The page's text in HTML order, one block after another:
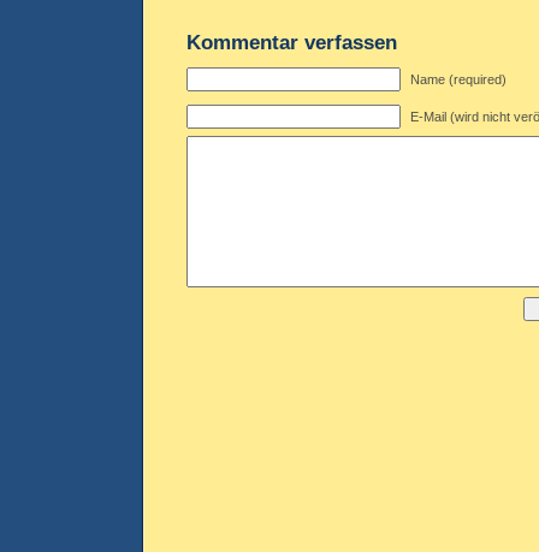
Kommentar verfassen
Name (required)
E-Mail (wird nicht